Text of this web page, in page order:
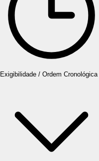
Exigibilidade / Ordem Cronológica